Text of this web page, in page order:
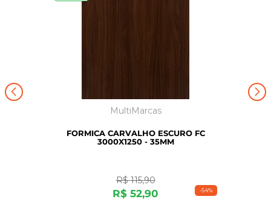
-54%
MultiMarcas
FORMICA CARVALHO ESCURO FC
3000X1250 - 35MM
R$ 115,90
R$ 52,90